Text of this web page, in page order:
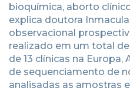
bioquímica, aborto
explica doutora
observacional
realizado em um total
de 13 clínicas na Europa,
de sequenciamento de
analisadas as amostras